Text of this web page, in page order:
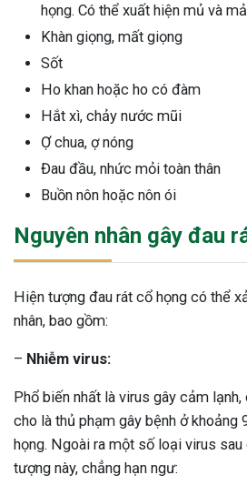
Sau Sinh Có Tự Khỏi
Thông Tin Cần Biết
họng. Có thể xuất hiện mủ và
Khàn giọng, mất giọng
Sốt
Ho khan hoặc ho có đàm
Hắt xì, chảy nước mũi
Ợ chua, ợ nóng
Đau đầu, nhức mỏi toàn thân
Buồn nôn hoặc nôn ói
Nguyên nhân gây đau
Hiện tượng đau rát cổ họng có thể
nhân, bao gồm:
– Nhiễm virus:
Phổ biến nhất là virus gây cảm
cho là thủ phạm gây bệnh ở khoảng
họng. Ngoài ra một số loại virus
tượng này, chẳng hạn ngư: